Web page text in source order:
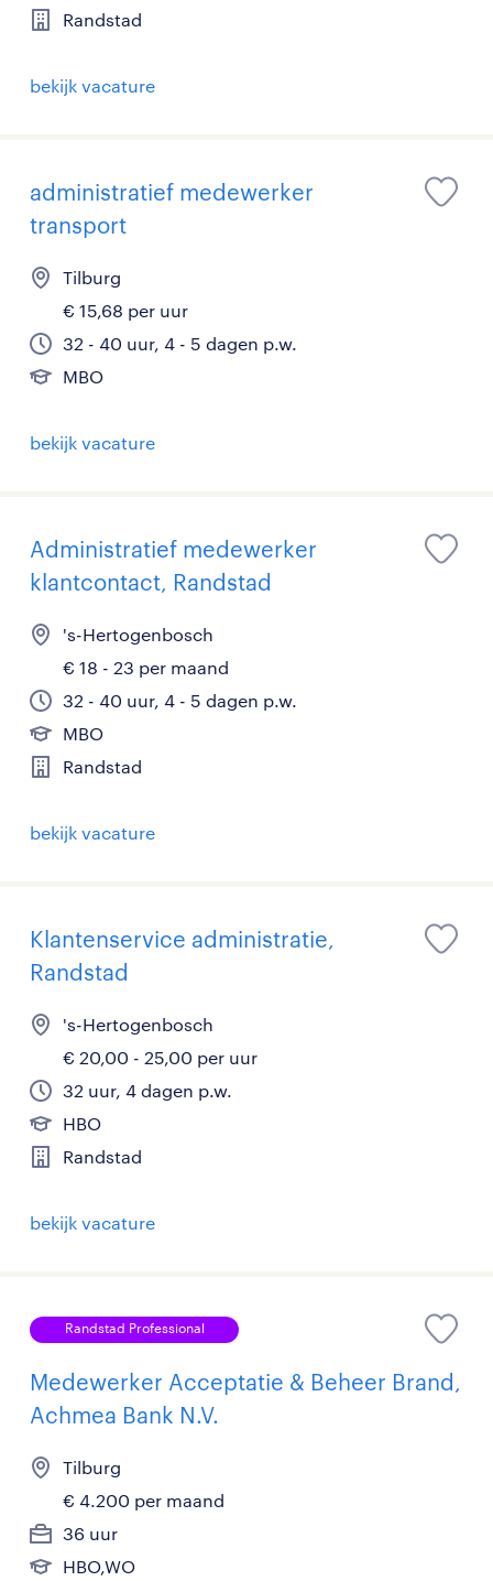
Randstad
bekijk vacature
administratief medewerker
transport
Tilburg
€ 15,68 per uur
32 - 40 uur, 4 - 5 dagen p.w.
MBO
bekijk vacature
Administratief medewerker
klantcontact, Randstad
's-Hertogenbosch
€ 18 - 23 per maand
32 - 40 uur, 4 - 5 dagen p.w.
MBO
Randstad
bekijk vacature
Klantenservice administratie,
Randstad
's-Hertogenbosch
€ 20,00 - 25,00 per uur
32 uur, 4 dagen p.w.
HBO
Randstad
bekijk vacature
Randstad Professional
Medewerker Acceptatie & Beheer Brand,
Achmea Bank N.V.
Tilburg
€ 4.200 per maand
36 uur
HBO,WO